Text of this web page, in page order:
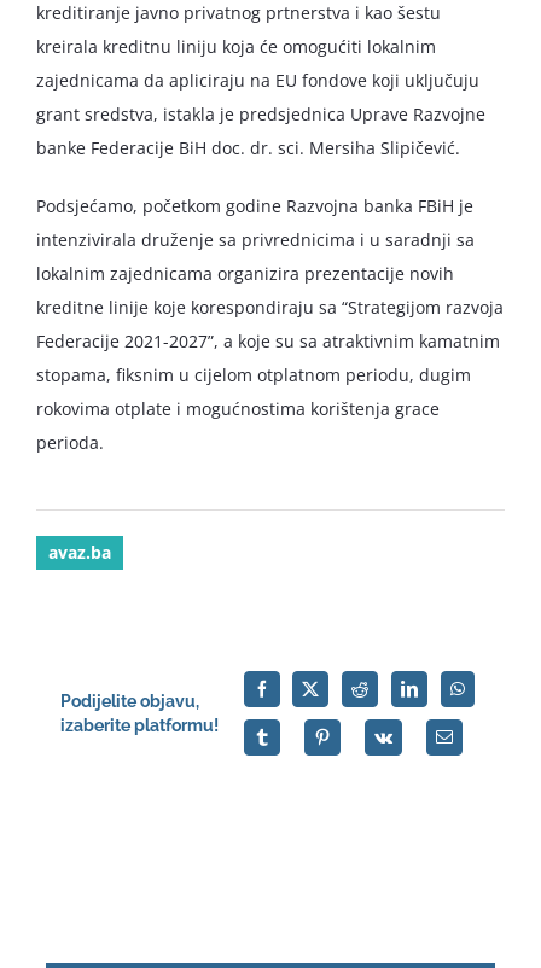
kreditiranje javno privatnog prtnerstva i kao šestu
kreirala kreditnu liniju koja će omogućiti lokalnim
zajednicama da apliciraju na EU fondove koji uključuju
grant sredstva, istakla je predsjednica Uprave Razvojne
banke Federacije BiH doc. dr. sci. Mersiha Slipičević.
Podsjećamo, početkom godine Razvojna banka FBiH je
intenzivirala druženje sa privrednicima i u saradnji sa
lokalnim zajednicama organizira prezentacije novih
kreditne linije koje korespondiraju sa “Strategijom razvoja
Federacije 2021-2027”, a koje su sa atraktivnim kamatnim
stopama, fiksnim u cijelom otplatnom periodu, dugim
rokovima otplate i mogućnostima korištenja grace
perioda.
avaz.ba
Podijelite objavu,
izaberite platformu!